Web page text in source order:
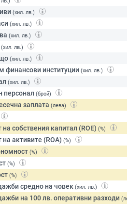
(хил. лв.)
(хил. лв.)
(хил. лв.)
(хил. лв.)
(хил. лв.)
финансови институции (хил. лв.)
(хил. лв.)
персонал (брой)
заплата (лева)
собствения капитал (ROE) (%)
активите (ROA) (%)
(%)
(%)
(%)
средно на човек (хил. лв.)
на 100 лв. оперативни разходи